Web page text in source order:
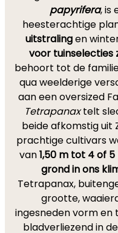
papyrifera, is
heesterachtige
uitstralingen
voor tuinselecties
behoort tot de
qua weelderige
aan een oversized
Tetrapanaxtelt
beide afkomstig uit
prachtige cultivars
van1,50 m tot 4 of
grond in ons
Tetrapanax,
grootte,
ingesneden vorm en
bladverliezend in